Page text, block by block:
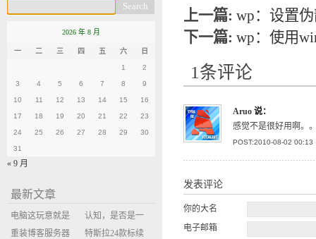
上一篇: wp：设置
下一篇: wp：使用
1条评论
Aruo 说：
感觉不是很好用啊。
POST:2010-08-02 00:13
发表评论
你的大名
电子邮箱
2026 年 8 月
一 二 三 四 五 六 日
1 2
3 4 5 6 7 8 9
10 11 12 13 14 15 16
17 18 19 20 21 22 23
24 25 26 27 28 29 30
31
« 9 月
最新文章
电脑这玩意就是
缝缝补补的事
认知，是否是一
座大山？当架构
重装博客服务器
特斯拉24款标续